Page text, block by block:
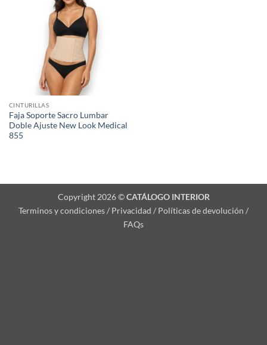
CINTURILLAS
Faja Soporte Sacro Lumbar
Doble Ajuste New Look Medical
855
Copyright 2026 ©CATÁLOGO INTERIOR
Terminos y condiciones / Privacidad / Políticas de devolución /
FAQs